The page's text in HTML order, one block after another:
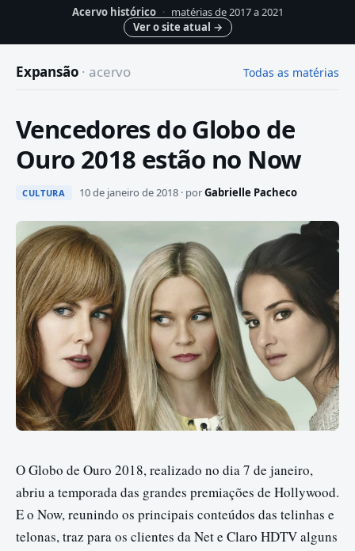
Acervo histórico · matérias de 2017 a 2021
Ver o site atual →
Expansão · acervo Todas as matérias
Vencedores do Globo de
Ouro 2018 estão no Now
CULTURA 10 de janeiro de 2018 · porGabrielle Pacheco
O Globo de Ouro 2018, realizado no dia 7 de janeiro,
abriu a temporada das grandes premiações de Hollywood.
E o Now, reunindo os principais conteúdos das telinhas e
telonas, traz para os clientes da Net e Claro HDTV alguns